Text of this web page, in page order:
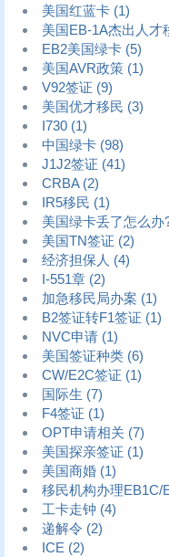
美国红蓝卡 (1)
美国EB-1A杰出人才
EB2美国绿卡 (5)
美国AVR政策 (1)
V92签证 (9)
美国优才移民 (3)
I730 (1)
中国绿卡 (98)
J1J2签证 (41)
CRBA(2)
IR5移民 (1)
美国绿卡丢了怎么办
美国TN签证 (2)
经济担保人 (4)
I-551章 (2)
加急移民局办案 (1)
B2签证转F1签证 (1)
NVC申请 (1)
美国签证种类 (6)
CW/E2C签证 (1)
国际生 (7)
F4签证 (1)
OPT申请相关 (7)
美国探亲签证 (1)
美国商婚 (1)
移民机构办理EB1C/
工卡走钟 (4)
递解令 (2)
ICE (2)